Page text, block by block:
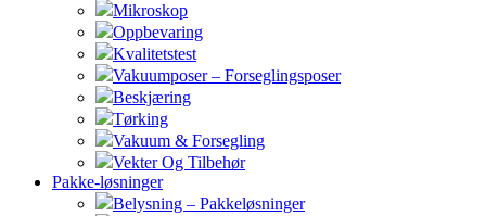
Mikroskop
Oppbevaring
Kvalitetstest
Vakuumposer – Forseglingsposer
Beskjæring
Tørking
Vakuum & Forsegling
Vekter Og Tilbehør
Pakke-løsninger
Belysning – Pakkeløsninger